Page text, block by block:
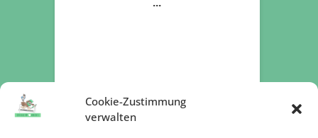
Cookie-Zustimmung
verwalten